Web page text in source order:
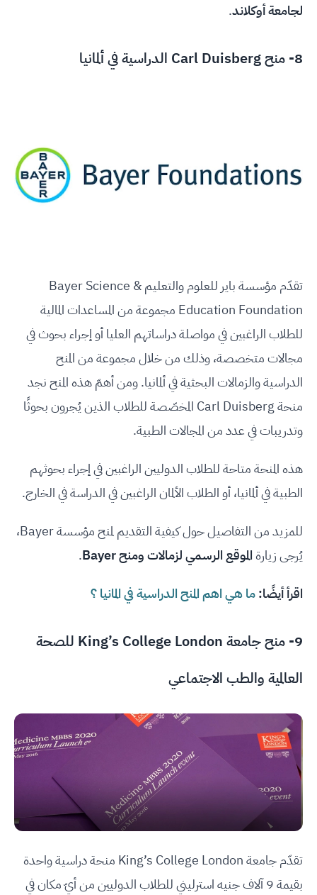
لجامعة أوكلاند.
8- منح Carl Duisberg الدراسية في ألمانيا
تقدّم مؤسسة باير للعلوم والتعليم Bayer Science &
Education Foundation مجموعة من المساعدات المالية
للطلاب الراغبين في مواصلة دراساتهم العليا أو إجراء بحوث في
مجالات متخصصة، وذلك من خلال مجموعة من المنح
الدراسية والزمالات البحثية في ألمانيا. ومن أهمّ هذه المنح نجد
منحة Carl Duisberg المخصّصة للطلاب الذين يُجرون بحوثًا
وتدريبات في عدد من المجالات الطبية.
هذه المنحة متاحة للطلاب الدوليين الراغبين في إجراء بحوثهم
الطبية في ألمانيا، أو الطلاب الألمان الراغبين في الدراسة في الخارج.
للمزيد من التفاصيل حول كيفية التقديم لمنح مؤسسة Bayer،
يُرجى زيارةالموقع الرسمي لزمالات ومنح Bayer
.
اقرأ أيضًا:ما هي اهم المنح الدراسية في المانيا ؟
9- منح جامعة King’s College London للصحة
العالمية والطب الاجتماعي
تقدّم جامعة King’s College London منحة دراسية واحدة
بقيمة 9 آلاف جنيه استرليني للطلاب الدوليين من أيّ مكان في